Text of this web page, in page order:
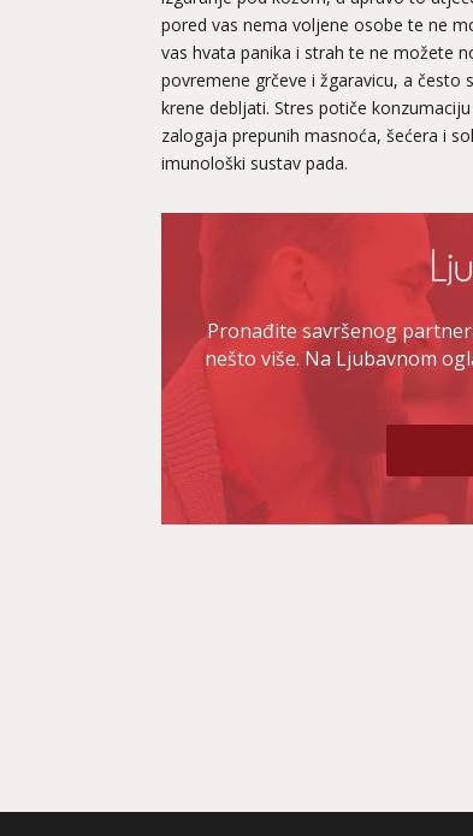
pored vas nema voljene osobe te ne
vas hvata panika i strah te ne možete
povremene grčeve i žgaravicu, a
krene debljati. Stres potiče
zalogaja prepunih masnoća, šećera i
imunološki sustav pada.
Pronađite savršenog
nešto više. Na Ljubavnom